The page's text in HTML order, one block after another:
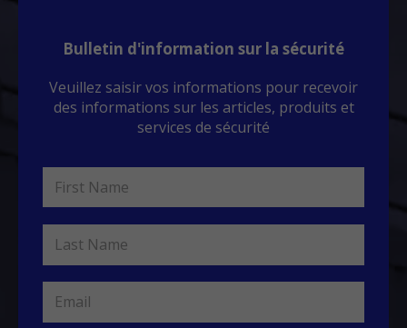
Bulletin d'information sur la sécurité
Veuillez saisir vos informations pour recevoir
des informations sur les articles, produits et
services de sécurité